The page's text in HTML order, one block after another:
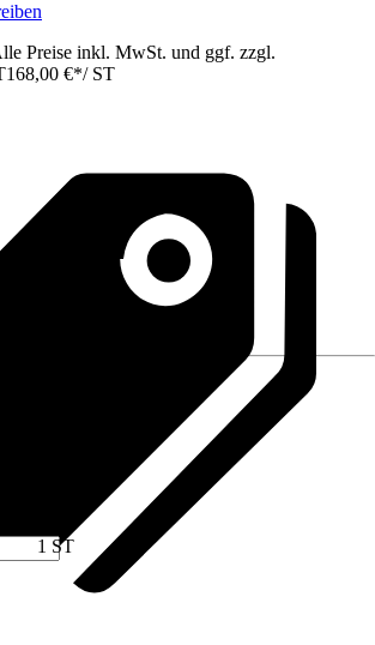
Preise inkl. MwSt. und ggf. zzgl.
168,00 €*/ ST
1 ST